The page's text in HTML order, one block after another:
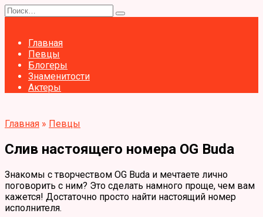
Перейти
к
Search
for:
Главная
Певцы
Блогеры
Знаменитости
Актеры
Главная » Певцы
Слив настоящего номера OG Buda
Знакомы с творчеством OG Buda и мечтаете лично
поговорить с ним? Это сделать намного проще, чем вам
кажется! Достаточно просто найти настоящий номер
исполнителя.